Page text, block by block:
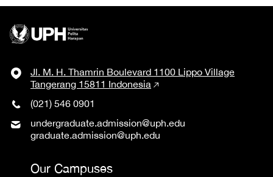
Jl. M. H. Thamrin Boulevard 1100 Lippo Village
Tangerang 15811 Indonesia
(021) 546 0901
undergraduate.admission@uph.edu
graduate.admission@uph.edu
Our Campuses